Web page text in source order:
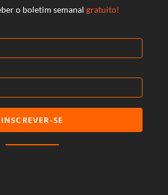
o boletim semanal gratuito!
INSCREVER-SE